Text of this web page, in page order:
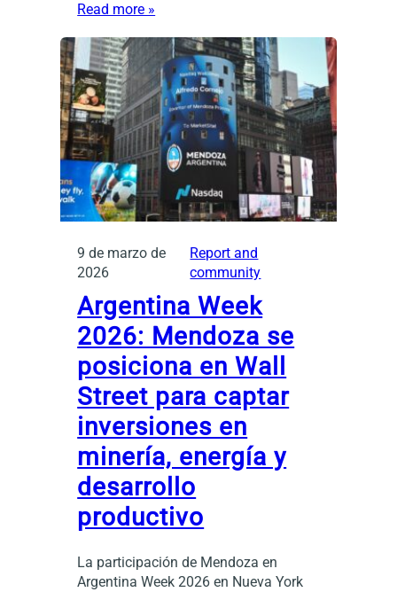
Read more »
9 de marzo de
2026
Report and
community
Argentina Week
2026: Mendoza se
posiciona en Wall
Street para captar
inversiones en
minería, energía y
desarrollo
productivo
La participación de Mendoza en
Argentina Week 2026 en Nueva York